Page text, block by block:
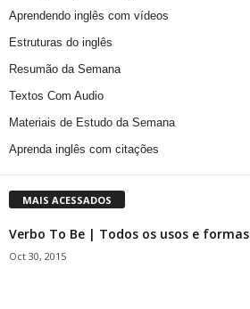
Aprendendo inglês com vídeos
Estruturas do inglês
Resumão da Semana
Textos Com Audio
Materiais de Estudo da Semana
Aprenda inglês com citações
MAIS ACESSADOS
Verbo To Be | Todos os usos e formas
Oct 30, 2015